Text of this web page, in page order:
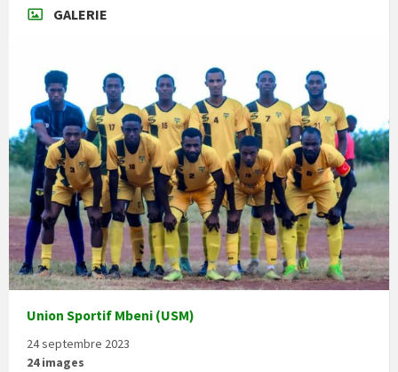
GALERIE
Union Sportif Mbeni (USM)
24 septembre 2023
24 images